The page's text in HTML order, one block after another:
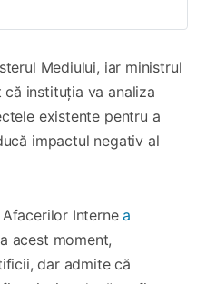
Mediului, iar ministrul
instituția va analiza
existente pentru a
impactul negativ al
Afacerilor Internea
acest moment,
dar admite că